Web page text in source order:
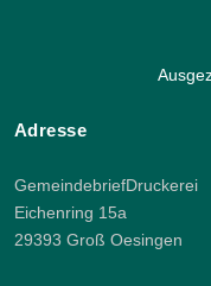
Adresse
GemeindebriefDruckerei
Eichenring 15a
29393 Groß Oesingen